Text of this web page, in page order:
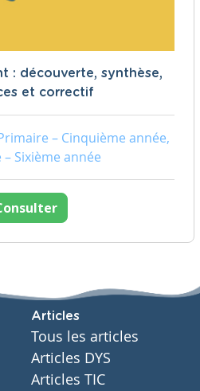
: découverte, synthèse,
et correctif
– Cinquième année,
Sixième année
Articles
Tous les articles
Articles DYS
Articles TIC